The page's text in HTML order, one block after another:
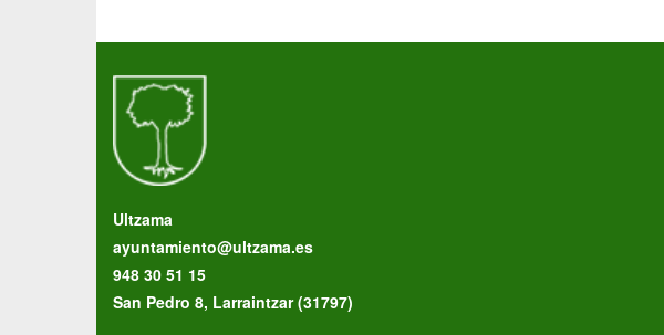
Ultzama
ayuntamiento@ultzama.es
948 30 51 15
San Pedro 8, Larraintzar (31797)